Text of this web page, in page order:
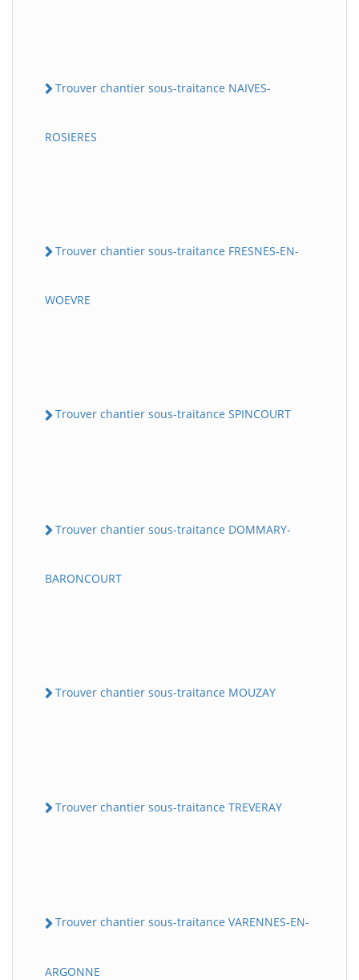
Trouver chantier sous-traitance NAIVES-
ROSIERES
Trouver chantier sous-traitance FRESNES-EN-
WOEVRE
Trouver chantier sous-traitance SPINCOURT
Trouver chantier sous-traitance DOMMARY-
BARONCOURT
Trouver chantier sous-traitance MOUZAY
Trouver chantier sous-traitance TREVERAY
Trouver chantier sous-traitance VARENNES-EN-
ARGONNE